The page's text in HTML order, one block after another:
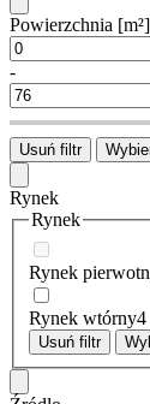
Powierzchnia [m²]
-
Usuń filtr
Rynek
Rynek
Rynek
Rynek wtórny4
Usuń filtr